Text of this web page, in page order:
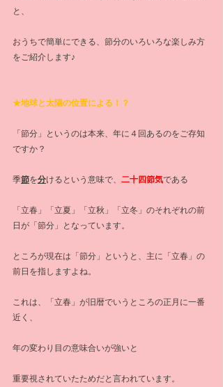
と、
おうちで簡単にできる、節分のいろいろな楽しみ方
をご紹介します♪
★地球と太陽の位置による！？
「節分」というのは本来、年に４回あるのをご存知
ですか？
季節を分けるという意味で、 二十四節気である
「立春」「立夏」「立秋」「立冬」のそれぞれの前
日が「節分」となっています。
ところが現在は「節分」というと、主に「立春」の
前日を指しますよね。
これは、「立春」が旧暦でいうところの正月に一番
近く、
年の変わり目の意味合いが強いと
重要視されていたためだと言われています。